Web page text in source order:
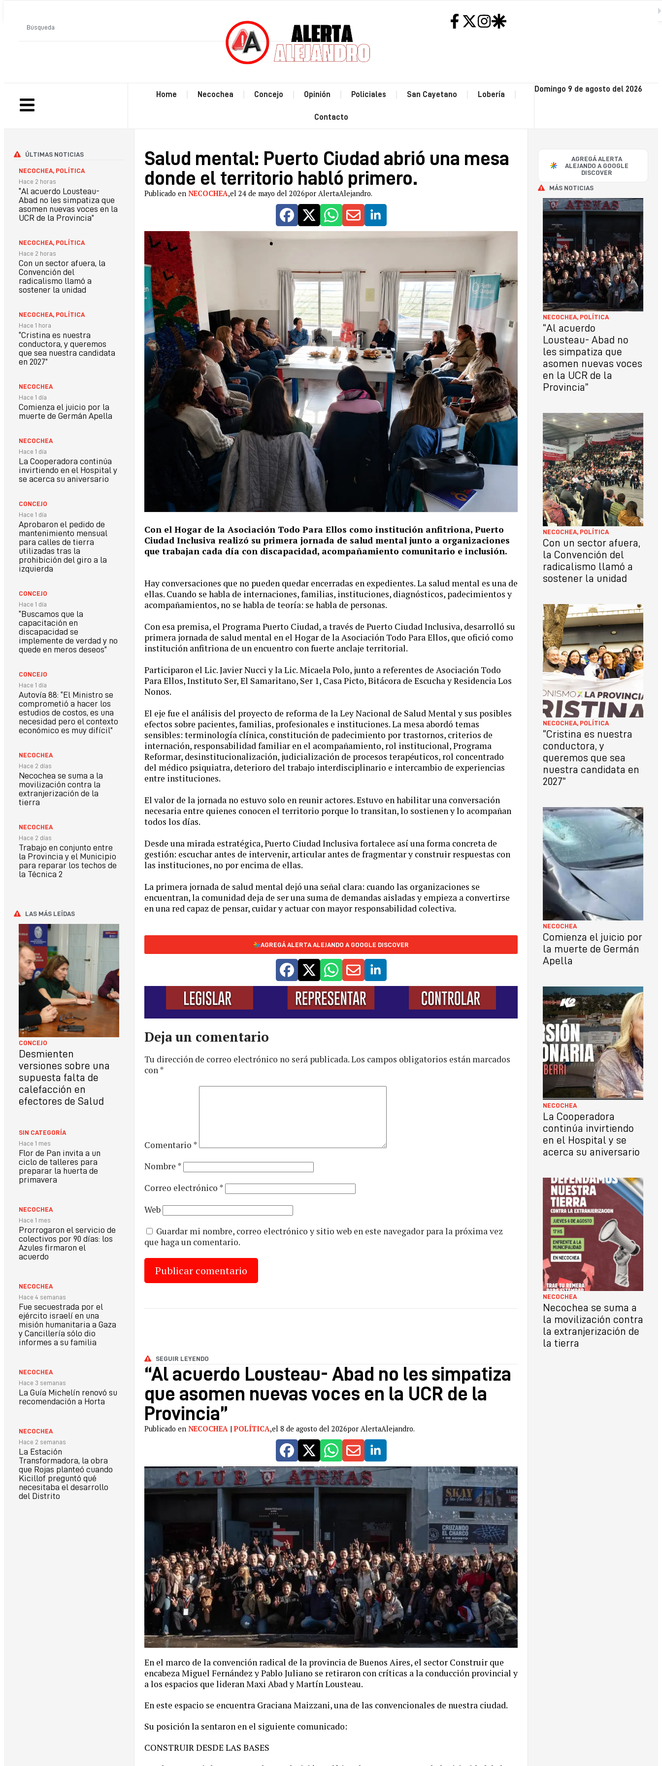
Home Necochea Concejo Opinión Policiales San Cayetano Lobería
Contacto
Domingo 9 de agosto del 2026
SAN
AGREGÁ ALERTA
ALEJANDO A GOOGLE
DISCOVER
MÁS NOTICIAS
NECOCHEA, POLÍTICA
“Al acuerdo
Lousteau- Abad no
les simpatiza que
asomen nuevas voces
en la UCR de la
Provincia”
NECOCHEA, POLÍTICA
Con un sector afuera,
la Convención del
radicalismo llamó a
sostener la unidad
NECOCHEA, POLÍTICA
“Cristina es nuestra
conductora, y
queremos que sea
nuestra candidata en
2027”
NECOCHEA
Comienza el juicio por
la muerte de Germán
Apella
NECOCHEA
La Cooperadora
continúa invirtiendo
en el Hospital y se
acerca su aniversario
NECOCHEA
Necochea se suma a
la movilización contra
la extranjerización de
la tierra
ÚLTIMAS NOTICIAS
NECOCHEA, POLÍTICA
Hace 2 horas
“Al acuerdo Lousteau-
Abad no les simpatiza que
asomen nuevas voces en la
UCR de la Provincia”
NECOCHEA, POLÍTICA
Hace 2 horas
Con un sector afuera, la
Convención del
radicalismo llamó a
sostener la unidad
NECOCHEA, POLÍTICA
Hace 1 hora
“Cristina es nuestra
conductora, y queremos
que sea nuestra candidata
en 2027”
NECOCHEA
Hace 1 día
Comienza el juicio por la
muerte de Germán Apella
NECOCHEA
Hace 1 día
La Cooperadora continúa
invirtiendo en el Hospital y
se acerca su aniversario
CONCEJO
Hace 1 día
Aprobaron el pedido de
mantenimiento mensual
para calles de tierra
utilizadas tras la
prohibición del giro a la
izquierda
CONCEJO
Hace 1 día
“Buscamos que la
capacitación en
discapacidad se
implemente de verdad y no
quede en meros deseos”
CONCEJO
Hace 1 día
Autovía 88: “El Ministro se
comprometió a hacer los
estudios de costos, es una
necesidad pero el contexto
económico es muy difícil”
NECOCHEA
Hace 2 días
Necochea se suma a la
movilización contra la
extranjerización de la
tierra
NECOCHEA
Hace 2 días
Trabajo en conjunto entre
la Provincia y el Municipio
para reparar los techos de
la Técnica 2
LAS MÁS LEÍDAS
CONCEJO
Desmienten
versiones sobre una
supuesta falta de
calefacción en
efectores de Salud
SIN CATEGORÍA
Hace 1 mes
Flor de Pan invita a un
ciclo de talleres para
preparar la huerta de
primavera
NECOCHEA
Hace 1 mes
Prorrogaron el servicio de
colectivos por 90 días: los
Azules firmaron el
acuerdo
NECOCHEA
Hace 4 semanas
Fue secuestrada por el
ejército israelí en una
misión humanitaria a Gaza
y Cancillería sólo dio
informes a su familia
NECOCHEA
Hace 3 semanas
La Guía Michelín renovó su
recomendación a Horta
NECOCHEA
Hace 2 semanas
La Estación
Transformadora, la obra
que Rojas planteó cuando
Kicillof preguntó qué
necesitaba el desarrollo
del Distrito
Salud mental: Puerto Ciudad abrió una mesa
donde el territorio habló primero.
Publicado en NECOCHEA,el 24 de mayo del 2026por AlertaAlejandro.
Con el Hogar de la Asociación Todo Para Ellos como institución anfitriona, Puerto
Ciudad Inclusiva realizó su primera jornada de salud mental junto a organizaciones
que trabajan cada día con discapacidad, acompañamiento comunitario e inclusión.
Hay conversaciones que no pueden quedar encerradas en expedientes. La salud mental es una de
ellas. Cuando se habla de internaciones, familias, instituciones, diagnósticos, padecimientos y
acompañamientos, no se habla de teoría: se habla de personas.
Con esa premisa, el Programa Puerto Ciudad, a través de Puerto Ciudad Inclusiva, desarrolló su
primera jornada de salud mental en el Hogar de la Asociación Todo Para Ellos, que ofició como
institución anfitriona de un encuentro con fuerte anclaje territorial.
Participaron el Lic. Javier Nucci y la Lic. Micaela Polo, junto a referentes de Asociación Todo
Para Ellos, Instituto Ser, El Samaritano, Ser 1, Casa Picto, Bitácora de Escucha y Residencia Los
Nonos.
El eje fue el análisis del proyecto de reforma de la Ley Nacional de Salud Mental y sus posibles
efectos sobre pacientes, familias, profesionales e instituciones. La mesa abordó temas
sensibles: terminología clínica, constitución de padecimiento por trastornos, criterios de
internación, responsabilidad familiar en el acompañamiento, rol institucional, Programa
Reformar, desinstitucionalización, judicialización de procesos terapéuticos, rol concentrado
del médico psiquiatra, deterioro del trabajo interdisciplinario e intercambio de experiencias
entre instituciones.
El valor de la jornada no estuvo solo en reunir actores. Estuvo en habilitar una conversación
necesaria entre quienes conocen el territorio porque lo transitan, lo sostienen y lo acompañan
todos los días.
Desde una mirada estratégica, Puerto Ciudad Inclusiva fortalece así una forma concreta de
gestión: escuchar antes de intervenir, articular antes de fragmentar y construir respuestas con
las instituciones, no por encima de ellas.
La primera jornada de salud mental dejó una señal clara: cuando las organizaciones se
encuentran, la comunidad deja de ser una suma de demandas aisladas y empieza a convertirse
en una red capaz de pensar, cuidar y actuar con mayor responsabilidad colectiva.
AGREGÁ ALERTA ALEJANDO A GOOGLE DISCOVER
Deja un comentario
Tu dirección de correo electrónico no será publicada.Los campos obligatorios están marcados
con*
Comentario *
Nombre *
Correo electrónico *
Web
Guardar mi nombre, correo electrónico y sitio web en este navegador para la próxima vez
que haga un comentario.
SEGUIR LEYENDO
“Al acuerdo Lousteau- Abad no les simpatiza
que asomen nuevas voces en la UCR de la
Provincia”
Publicado en NECOCHEA |POLÍTICA,el 8 de agosto del 2026por AlertaAlejandro.
En el marco de la convención radical de la provincia de Buenos Aires, el sector Construir que
encabeza Miguel Fernández y Pablo Juliano se retiraron con críticas a la conducción provincial y
a los espacios que lideran Maxi Abad y Martín Lousteau.
En este espacio se encuentra Graciana Maizzani, una de las convencionales de nuestra ciudad.
Su posición la sentaron en el siguiente comunicado:
CONSTRUIR DESDE LAS BASES